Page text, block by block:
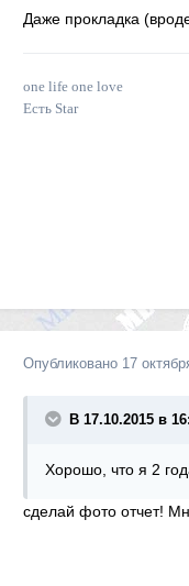
Даже прокладка
one life one love
Есть Star
Опубликовано 17
В 17.10.2015 в
Хорошо, что я 2
сделай фото отчет!